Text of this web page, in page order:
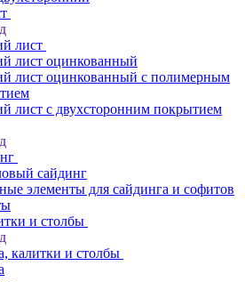
лист
лист оцинкованный
лист оцинкованный с полимерным
лист с двухсторонним покрытием
сайдинг
элементы для сайдинга и софитов
и столбы
калитки и столбы